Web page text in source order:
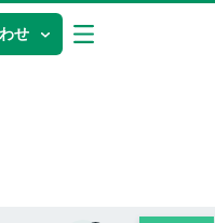
せ